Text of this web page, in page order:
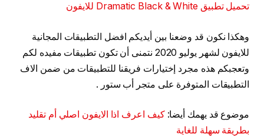
تحميل تطبيق Dramatic Black & White للايفون
وهكذا نكون قد وضعنا بين أيديكم افضل التطبيقات المجانية
للايفون لشهر يوليو 2020 نتمنى أن تكون تطبيقات مفيده لكم
وتعجبكم هذه مجرد إختيارات فريقنا للتطبيقات من ضمن الاف
التطبيقات المتوفرة على متجر أب ستور .
موضوع قد يهمك أيضا:كيف اعرف اذا الايفون اصلي أم تقليد
بطريقة سهلة للغاية